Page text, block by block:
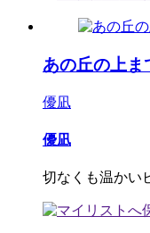
あの丘の上ま
優凪
優凪
切なくも温かい